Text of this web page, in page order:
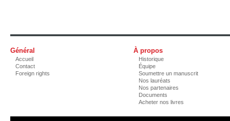
Général
Accueil
Contact
Foreign rights
À propos
Historique
Équipe
Soumettre un manuscrit
Nos lauréats
Nos partenaires
Documents
Acheter nos livres